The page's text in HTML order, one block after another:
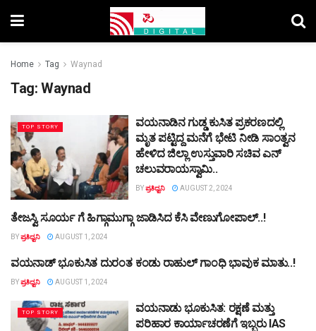
Home Tag Waynad
Tag: Waynad
TOP STORY
ವಯನಾಡಿನ ಗುಡ್ಡ ಕುಸಿತ ಪ್ರಕರಣದಲ್ಲಿ
ಮೃತ ಪಟ್ಟಿದ್ದ ಮನೆಗೆ ಭೇಟಿ ನೀಡಿ ಸಾಂತ್ವನ
ಹೇಳಿದ ಜಿಲ್ಲಾ ಉಸ್ತುವಾರಿ ‌ಸಚಿವ ಎನ್
ಚಲುವರಾಯಸ್ವಾಮಿ..
BYಪ್ರತಿಧ್ವನಿ AUGUST 2, 2024
TOP STORY
ತೇಜಸ್ವಿ ಸೂರ್ಯ ಗೆ ಹಿಗ್ಗಾಮುಗ್ಗಾ ಜಾಡಿಸಿದ ಕೆಸಿ ವೇಣುಗೋಪಾಲ್..!
BYಪ್ರತಿಧ್ವನಿ AUGUST 1, 2024
TOP STORY
ವಯನಾಡ್ ಭೂಕುಸಿತ ದುರಂತ ಕಂಡು ರಾಹುಲ್‌ ಗಾಂಧಿ ಭಾವುಕ ಮಾತು..!
BYಪ್ರತಿಧ್ವನಿ AUGUST 1, 2024
TOP STORY
ವಯನಾಡು ಭೂಕುಸಿತ: ರಕ್ಷಣೆ ಮತ್ತು
ಪರಿಹಾರ ಕಾರ್ಯಾಚರಣೆಗೆ ಇಬ್ಬರು IAS